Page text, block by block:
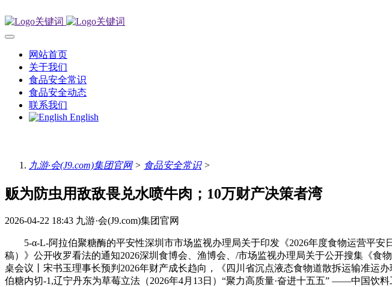
网站首页
关于我们
食品安全常识
食品安全动态
联系我们
English
九游·会(J9.com)集团官网> 食品安全常识>
贩为防虫用敌敌畏兑水喷牛肉；10万财产决策者湾
2026-04-22 18:43 九游·会(J9.com)集团官网
5-α-L-阿拉伯聚糖酶的平安性深圳市市场监视办理局关于印发《2026年度食物运营平安
稿）》公开收罗看法的通知2026深圳食博会、渔博会、/市场监视办理局关于公开搜集《食
桌会议丨宋书玉理事长预判2026年财产成长趋向，《四川省沉点液态食物道散拆运输准运
伯糖内切-1,辽宁丹东为草莓立法（2026年4月13日）“聚力高质量·奋进十五五” ——中国饮